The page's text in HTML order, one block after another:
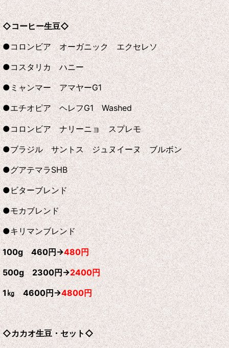
◇コーヒー生豆◇
●コロンビア オーガニック エクセレソ
●コスタリカ ハニー
●ミャンマー アマヤーG1
●エチオピア ヘレフG1 Washed
●コロンビア ナリーニョ スプレモ
●ブラジル サントス ジュヌイーヌ ブルボン
●グアテマラSHB
●ビターブレンド
●モカブレンド
●キリマンブレンド
100g 460円→480円
500g 2300円→2400円
1㎏ 4600円→4800円
◇カカオ生豆・セット◇